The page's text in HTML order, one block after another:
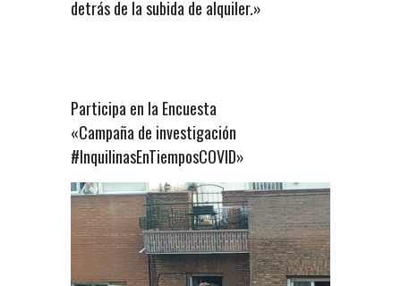
detrás de la subida de alquiler.»
Participa en la Encuesta
«Campaña de investigación
#InquilinasEnTiemposCOVID»